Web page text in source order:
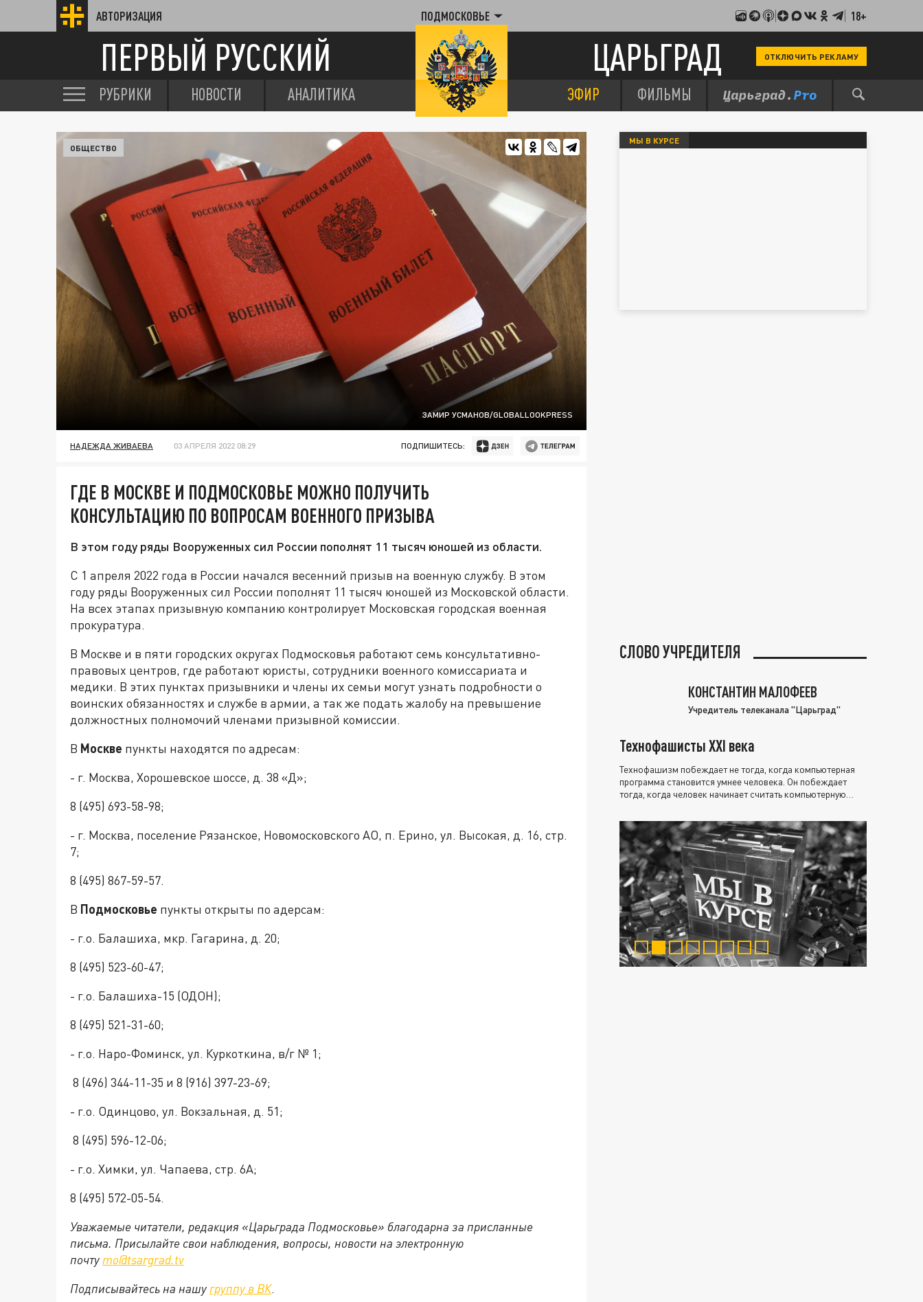
АВТОРИЗАЦИЯ ПОДМОСКОВЬЕ 18+
ПЕРВЫЙ РУССКИЙ ЦАРЬГРАД ОТКЛЮЧИТЬ РЕКЛАМУ
РУБРИКИ НОВОСТИ АНАЛИТИКА ЭФИР ФИЛЬМЫ
ЗАМИР УСМАНОВ/GLOBALLOOKPRESS
ОБЩЕСТВО
НАДЕЖДА ЖИВАЕВА 03 АПРЕЛЯ 2022 08:29 ПОДПИШИТЕСЬ:
ГДЕ В МОСКВЕ И ПОДМОСКОВЬЕ МОЖНО ПОЛУЧИТЬ
КОНСУЛЬТАЦИЮ ПО ВОПРОСАМ ВОЕННОГО ПРИЗЫВА
В этом году ряды Вооруженных сил России пополнят 11 тысяч юношей из области.
С 1 апреля 2022 года в России начался весенний призыв на военную службу. В этом
году ряды Вооруженных сил России пополнят 11 тысяч юношей из Московской области.
На всех этапах призывную компанию контролирует Московская городская военная
прокуратура.
В Москве и в пяти городских округах Подмосковья работают семь консультативно-
правовых центров, где работают юристы, сотрудники военного комиссариата и
медики. В этих пунктах призывники и члены их семьи могут узнать подробности о
воинских обязанностях и службе в армии, а так же подать жалобу на превышение
должностных полномочий членами призывной комиссии.
В Москве пункты находятся по адресам:
- г. Москва, Хорошевское шоссе, д. 38 «Д»;
8 (495) 693-58-98;
- г. Москва, поселение Рязанское, Новомосковского АО, п. Ерино, ул. Высокая, д. 16, стр.
7;
8 (495) 867-59-57.
В Подмосковье пункты открыты по адерсам:
- г.о. Балашиха, мкр. Гагарина, д. 20;
8 (495) 523-60-47;
- г.о. Балашиха-15 (ОДОН);
8 (495) 521-31-60;
- г.о. Наро-Фоминск, ул. Куркоткина, в/г № 1;
8 (496) 344-11-35 и 8 (916) 397-23-69;
- г.о. Одинцово, ул. Вокзальная, д. 51;
8 (495) 596-12-06;
- г.о. Химки, ул. Чапаева, стр. 6А;
8 (495) 572-05-54.
Уважаемые читатели, редакция «Царьграда Подмосковье» благодарна за присланные
письма. Присылайте свои наблюдения, вопросы, новости на электронную
почту mo@tsargrad.tv
Подписывайтесь на нашу группу в ВК.
МЫ В КУРСЕ
СЛОВО УЧРЕДИТЕЛЯ
КОНСТАНТИН МАЛОФЕЕВ
Учредитель телеканала "Царьград"
Технофашисты XXI века
Технофашизм побеждает не тогда, когда компьютерная
программа становится умнее человека. Он побеждает
тогда, когда человек начинает считать компьютерную